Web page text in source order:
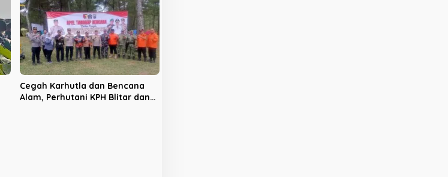
Cegah Karhutla dan Bencana
Alam, Perhutani KPH Blitar dan